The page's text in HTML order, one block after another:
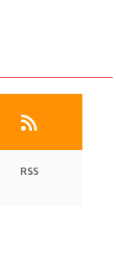
RSS